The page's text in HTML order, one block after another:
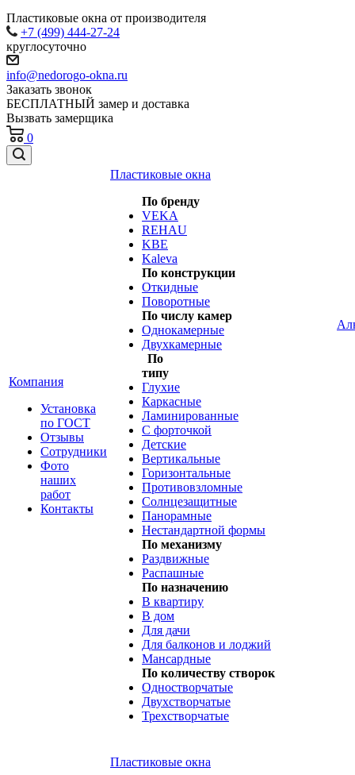
Пластиковые окна от производителя
+7 (499) 444-27-24
круглосуточно
info@nedorogo-okna.ru
Заказать звонок
БЕСПЛАТНЫЙ замер и доставка
Вызвать замерщика
0
Компания
Установка
по ГОСТ
Отзывы
Сотрудники
Фото
наших
работ
Контакты
Пластиковые окна
По бренду
VEKA
REHAU
KBE
Kaleva
По конструкции
Откидные
Поворотные
По числу камер
Однокамерные
Двухкамерные
По
типу
Глухие
Каркасные
Ламинированные
С форточкой
Детские
Вертикальные
Горизонтальные
Противовзломные
Солнцезащитные
Панорамные
Нестандартной формы
По механизму
Раздвижные
Распашные
По назначению
В квартиру
В дом
Для дачи
Для балконов и лоджий
Мансардные
По количеству створок
Одностворчатые
Двухстворчатые
Трехстворчатые
Пластиковые окна